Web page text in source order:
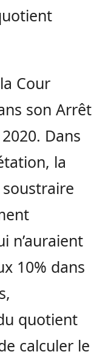
Cour
son Arrêt
Dans
la
n’auraient
10% dans
quotient
calculer le